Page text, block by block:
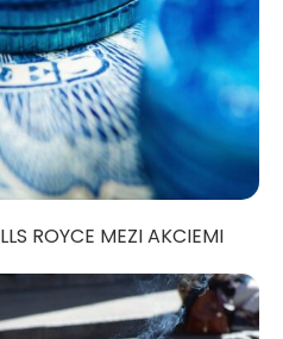
ROYCE MEZI AKCIEMI